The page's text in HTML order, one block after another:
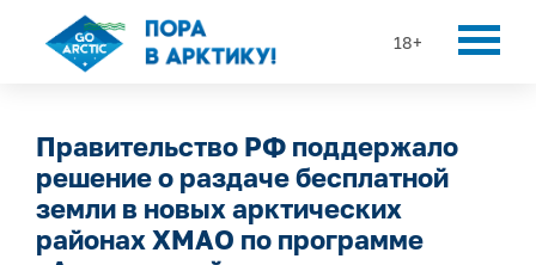
18+
Правительство РФ поддержало
решение о раздаче бесплатной
земли в новых арктических
районах ХМАО по программе